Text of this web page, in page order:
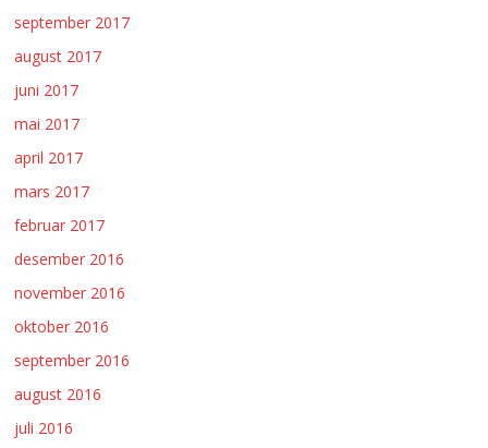
september 2017
august 2017
juni 2017
mai 2017
april 2017
mars 2017
februar 2017
desember 2016
november 2016
oktober 2016
september 2016
august 2016
juli 2016